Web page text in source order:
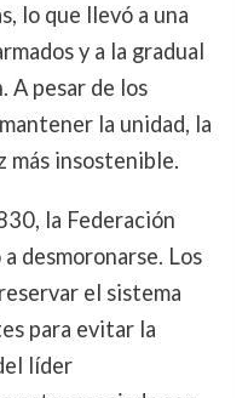
lo que llevó a una
y a la gradual
A pesar de los
la unidad, la
más insostenible.
la Federación
desmoronarse. Los
el sistema
para evitar la
líder